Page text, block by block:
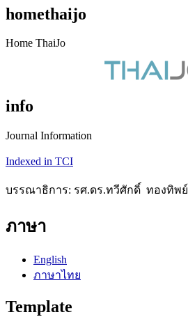
homethaijo
Home ThaiJo
info
Journal Information
Indexed in TCI
บรรณาธิการ: รศ.ดร.ทวีศักดิ์ ทองทิพย์
ภาษา
English
ภาษาไทย
Template